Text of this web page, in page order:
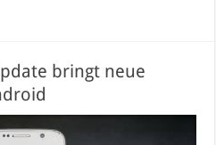
bringt neue